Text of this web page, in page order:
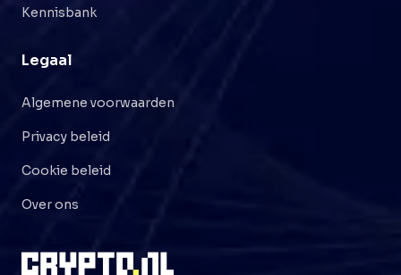
Kennisbank
Legaal
Algemene voorwaarden
Privacy beleid
Cookie beleid
Over ons